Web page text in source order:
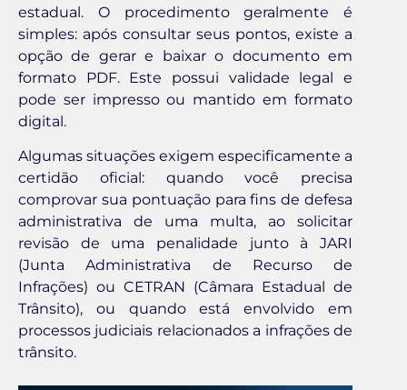
estadual. O procedimento geralmente é
simples: após consultar seus pontos, existe a
opção de gerar e baixar o documento em
formato PDF. Este possui validade legal e
pode ser impresso ou mantido em formato
digital.
Algumas situações exigem especificamente a
certidão oficial: quando você precisa
comprovar sua pontuação para fins de defesa
administrativa de uma multa, ao solicitar
revisão de uma penalidade junto à JARI
(Junta Administrativa de Recurso de
Infrações) ou CETRAN (Câmara Estadual de
Trânsito), ou quando está envolvido em
processos judiciais relacionados a infrações de
trânsito.